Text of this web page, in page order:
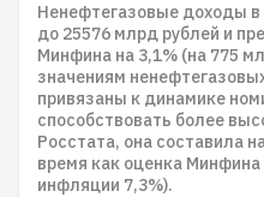
Ненефтегазовые доходы в
до 25576 млрд рублей и
Минфина на 3,1% (на 775
значениям
привязаны к динамике
способствовать более
Росстата, она составила
время как оценка Минфина
инфляции 7,3%).